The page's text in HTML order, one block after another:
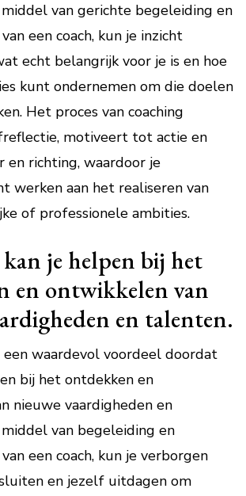
van gerichte begeleiding en
een coach, kun je inzicht
echt belangrijk voor je is en hoe
kunt ondernemen om die doelen
Het proces van coaching
motiveert tot actie en
richting, waardoor je
werken aan het realiseren van
of professionele ambities.
je helpen bij het
en ontwikkelen van
en talenten.
een waardevol voordeel doordat
bij het ontdekken en
nieuwe vaardigheden en
van begeleiding en
een coach, kun je verborgen
en jezelf uitdagen om